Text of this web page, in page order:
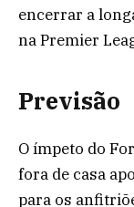
encerrar a
na Premier
Previsão
O ímpeto do
fora de casa
para os